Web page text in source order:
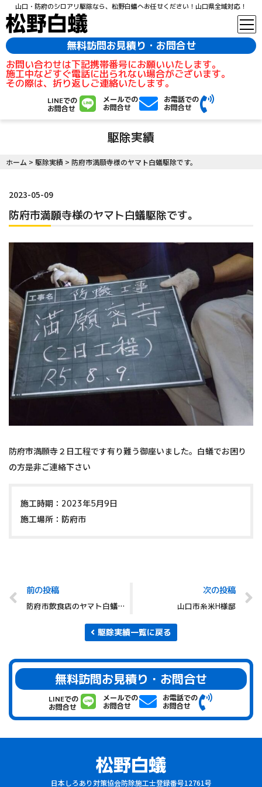
山口・防府のシロアリ駆除なら、松野白蟻へお任せください！山口県全域対応！
無料訪問お見積り・お問合せ
お問い合わせは下記携帯番号にお願いいたします。
施工中などすぐ電話に出られない場合がございます。
その際は、折り返しご連絡いたします。
LINEでの
お問合せ
メールでの
お問合せ
お電話での
お問合せ
駆除実績
ホーム > 駆除実績 > 防府市満願寺様のヤマト白蟻駆除です。
2023-05-09
防府市満願寺様のヤマト白蟻駆除です。
防府市満願寺２日工程です有り難う御座いました。白蟻でお困り
の方是非ご連絡下さい
施工時期：2023年5月9日
施工場所：防府市
前の投稿
防府市飲食店のヤマト白蟻駆除です。
次の投稿
山口市糸米H様邸
駆除実績一覧に戻る
無料訪問お見積り・お問合せ
LINEでの
お問合せ
メールでの
お問合せ
お電話での
お問合せ
日本しろあり対策協会防除施工士登録番号12761号